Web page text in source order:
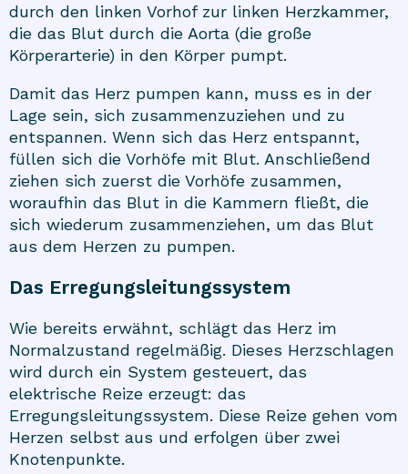
durch den linken Vorhof zur linken Herzkammer,
die das Blut durch die Aorta (die große
Körperarterie) in den Körper pumpt.
Damit das Herz pumpen kann, muss es in der
Lage sein, sich zusammenzuziehen und zu
entspannen. Wenn sich das Herz entspannt,
füllen sich die Vorhöfe mit Blut. Anschließend
ziehen sich zuerst die Vorhöfe zusammen,
woraufhin das Blut in die Kammern fließt, die
sich wiederum zusammenziehen, um das Blut
aus dem Herzen zu pumpen.
Das Erregungsleitungssystem
Wie bereits erwähnt, schlägt das Herz im
Normalzustand regelmäßig. Dieses Herzschlagen
wird durch ein System gesteuert, das
elektrische Reize erzeugt: das
Erregungsleitungssystem. Diese Reize gehen vom
Herzen selbst aus und erfolgen über zwei
Knotenpunkte.